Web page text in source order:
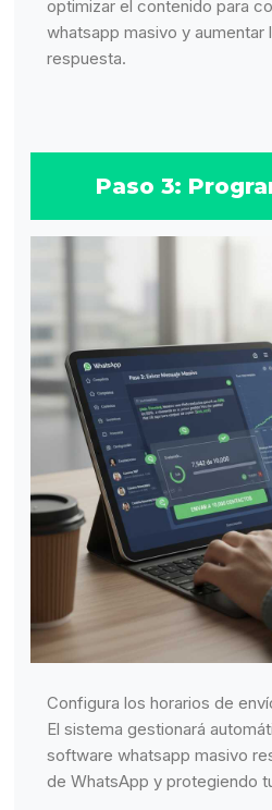
optimizar el contenido para
whatsapp masivo y aumentar
respuesta.
Paso 3:
Configura los horarios de
El sistema gestionará
software whatsapp masivo
de WhatsApp y protegiendo